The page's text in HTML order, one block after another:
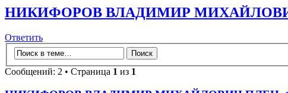
НИКИФОРОВ ВЛАДИМИР
Ответить
Сообщений: 2 • Страница 1 из 1